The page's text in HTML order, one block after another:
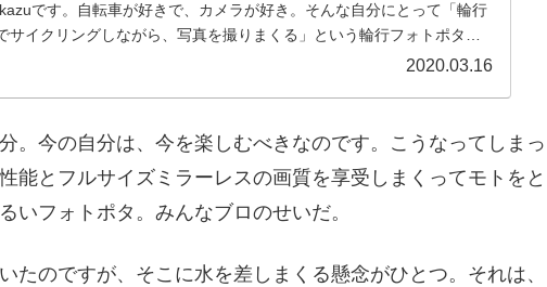
です。自転車が好きで、カメラが好き。そんな自分にとって「輪行
サイクリングしながら、写真を撮りまくる」という輪行フォトポタ
2020.03.16
。今の自分は、今を楽しむべきなのです。こうなってしまっ
能とフルサイズミラーレスの画質を享受しまくってモトをと
いフォトポタ。みんなブロのせいだ。
たのですが、そこに水を差しまくる懸念がひとつ。それは、